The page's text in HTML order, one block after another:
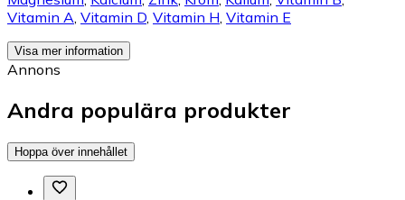
Vitamin A, Vitamin D, Vitamin H, Vitamin E
Visa mer information
Annons
Andra populära produkter
Hoppa över innehållet